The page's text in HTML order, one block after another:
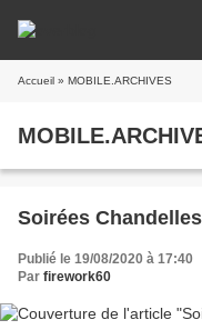
Accueil » MOBILE.ARCHIVES
Soirées
Publié le 19/08/2020 à 17:40
Par firework60